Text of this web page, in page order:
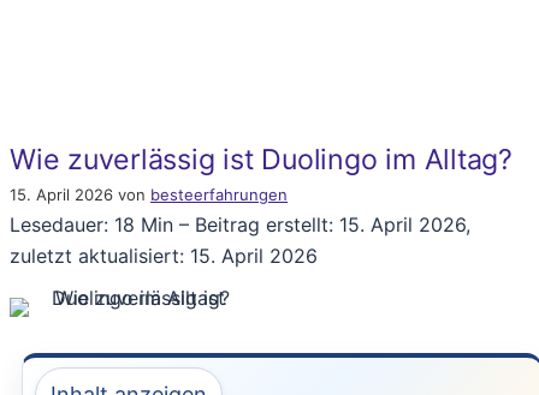
Wie zuverlässig ist Duolingo im Alltag?
15. April 2026 von besteerfahrungen
Lesedauer: 18 Min – Beitrag erstellt: 15. April 2026,
zuletzt aktualisiert: 15. April 2026